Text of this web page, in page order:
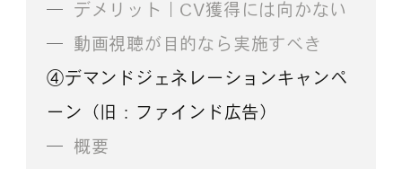
デメリット｜CV獲得には向かない
動画視聴が目的なら実施すべき
④デマンドジェネレーションキャンペ
ーン（旧：ファインド広告）
概要